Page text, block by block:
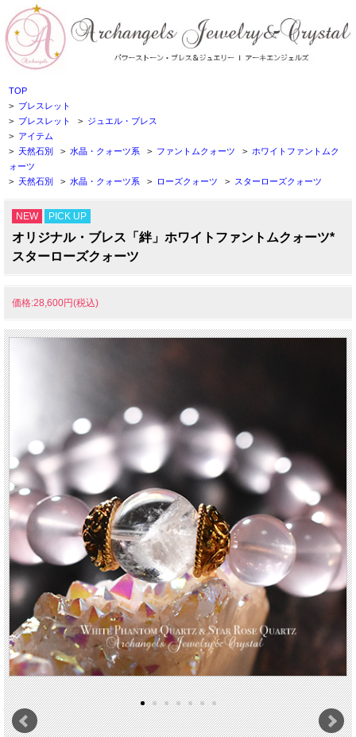
TOP
> ブレスレット
> ブレスレット > ジュエル・ブレス
> アイテム
> 天然石別 > 水晶・クォーツ系 > ファントムクォーツ > ホワイトファントムク
ォーツ
> 天然石別 > 水晶・クォーツ系 > ローズクォーツ > スターローズクォーツ
NEW PICK UP
オリジナル・ブレス「絆」ホワイトファントムクォーツ*
スターローズクォーツ
価格:28,600円(税込)